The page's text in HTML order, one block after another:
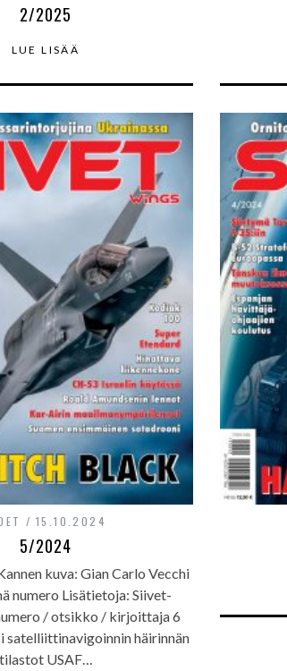
2/2025
LUE LISÄÄ
15.10.2024
5/2024
kuva: Gian Carlo Vecchi
numero Lisätietoja: Siivet-
/ otsikko / kirjoittaja 6
satelliittinavigoinnin häirinnän
tilastot USAF…